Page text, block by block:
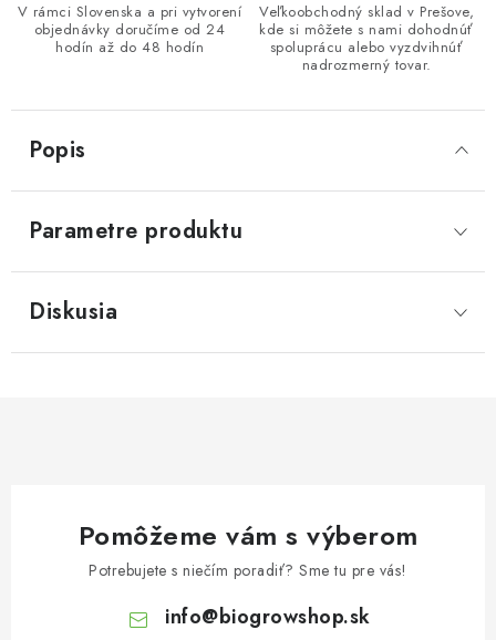
V rámci Slovenska a pri vytvorení
objednávky doručíme od 24
hodín až do 48 hodín
Veľkoobchodný sklad v Prešove,
kde si môžete s nami dohodnúť
spoluprácu alebo vyzdvihnúť
nadrozmerný tovar.
Popis
Parametre produktu
Diskusia
Pomôžeme vám s výberom
Potrebujete s niečím poradiť? Sme tu pre vás!
info@biogrowshop.sk